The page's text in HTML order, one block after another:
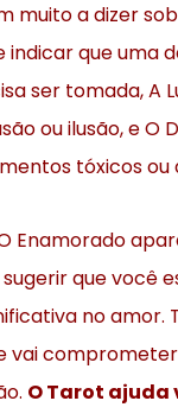
muito a dizer
indicar que uma
ser tomada, A
ou ilusão, e O
tóxicos ou
Enamorado
que você
no amor.
vai
O Tarot ajuda